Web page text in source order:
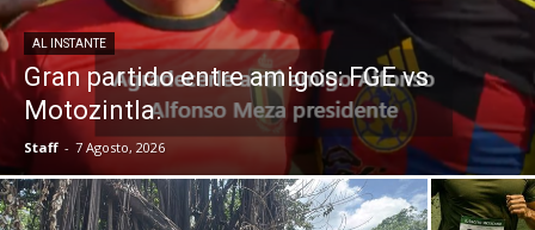
AL INSTANTE
Gran partido entre amigos: FGE vs
Motozintla.
Staff - 7 Agosto, 2026